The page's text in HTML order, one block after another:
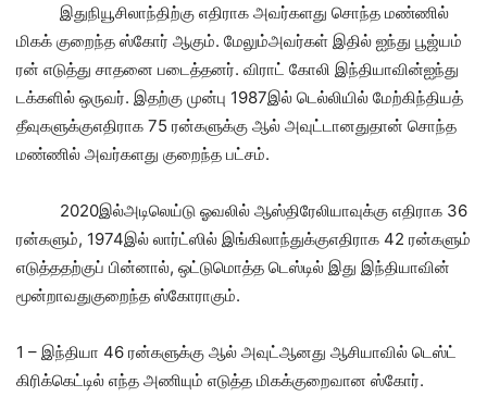
இதுநியூசிலாந்திற்கு எதிராக அவர்களது சொந்த மண்ணில்
மிகக் குறைந்த ஸ்கோர் ஆகும். மேலும்அவர்கள் இதில் ஐந்து பூஜ்யம்
ரன் எடுத்து சாதனை படைத்தனர். விராட் கோலி இந்தியாவின்ஐந்து
டக்களில் ஒருவர். இதற்கு முன்பு 1987இல் டெல்லியில் மேற்கிந்தியத்
தீவுகளுக்குஎதிராக 75 ரன்களுக்கு ஆல் அவுட்டானதுதான் சொந்த
மண்ணில் அவர்களது குறைந்த பட்சம்.
2020இல்அடிலெய்டு ஓவலில் ஆஸ்திரேலியாவுக்கு எதிராக 36
ரன்களும், 1974இல் லார்ட்ஸில் இங்கிலாந்துக்குஎதிராக 42 ரன்களும்
எடுத்ததற்குப் பின்னால், ஒட்டுமொத்த டெஸ்டில் இது இந்தியாவின்
மூன்றாவதுகுறைந்த ஸ்கோராகும்.
1 – இந்தியா 46 ரன்களுக்கு ஆல் அவுட்ஆனது ஆசியாவில் டெஸ்ட்
கிரிக்கெட்டில் எந்த அணியும் எடுத்த மிகக்குறைவான ஸ்கோர்.